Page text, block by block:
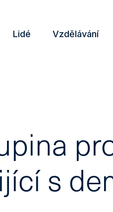
Lidé Vzdělávání
s